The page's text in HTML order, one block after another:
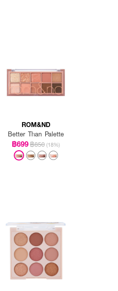
ROM&ND
Better Than Palette
฿699฿850 (18%)